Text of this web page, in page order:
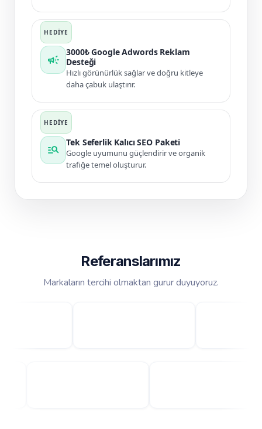
campaign
3000₺ Google Adwords Reklam
Desteği
Hızlı görünürlük sağlar ve doğru kitleye
daha çabuk ulaştırır.
manage_search
Tek Seferlik Kalıcı SEO Paketi
Google uyumunu güçlendirir ve organik
trafiğe temel oluşturur.
Referanslarımız
Markaların tercihi olmaktan gurur duyuyoruz.